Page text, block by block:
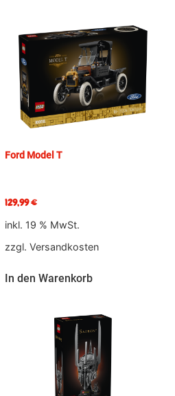
Ford Model T
129,99€
inkl. 19 % MwSt.
zzgl. Versandkosten
In den Warenkorb